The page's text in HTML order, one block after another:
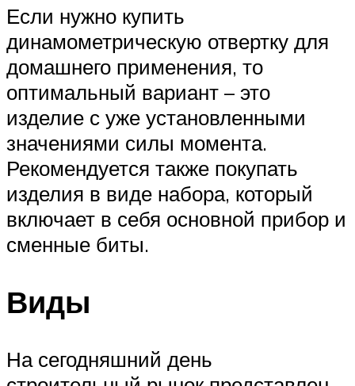
Если нужно купить
динамометрическую отвертку для
домашнего применения, то
оптимальный вариант – это
изделие с уже установленными
значениями силы момента.
Рекомендуется также покупать
изделия в виде набора, который
включает в себя основной прибор и
сменные биты.
Виды
На сегодняшний день